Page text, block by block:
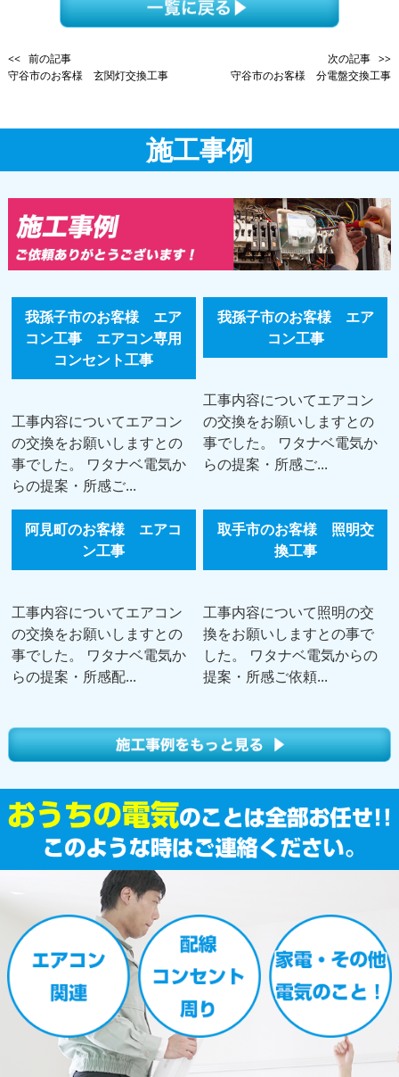
<< 前の記事
守谷市のお客様 玄関灯交換工事
次の記事 >>
守谷市のお客様 分電盤交換工事
施工事例
我孫子市のお客様 エア
コン工事 エアコン専用
コンセント工事
工事内容についてエアコン
の交換をお願いしますとの
事でした。 ワタナベ電気か
らの提案・所感ご...
我孫子市のお客様 エア
コン工事
工事内容についてエアコン
の交換をお願いしますとの
事でした。 ワタナベ電気か
らの提案・所感ご...
阿見町のお客様 エアコ
ン工事
工事内容についてエアコン
の交換をお願いしますとの
事でした。 ワタナベ電気か
らの提案・所感配...
取手市のお客様 照明交
換工事
工事内容について照明の交
換をお願いしますとの事で
した。 ワタナベ電気からの
提案・所感ご依頼...